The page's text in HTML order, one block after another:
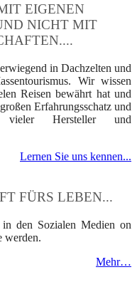
EIGENEN
NICHT MIT
in Dachzelten und
Wir wissen
Reisen bewährt hat und
Erfahrungsschatz und
Hersteller und
Lernen Sie uns kennen...
FÜRS LEBEN...
den Sozialen Medien on
werden.
Mehr…